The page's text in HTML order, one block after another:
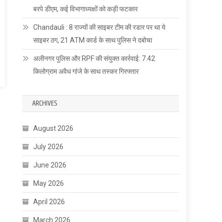
बरपे डीएम, कई विभागाध्यक्षों को कड़ी फटकार
Chandauli : 8 राज्यों की साइबर टीम की रडार पर था ये
साइबर ठग, 21 ATM कार्ड के साथ पुलिस ने दबोचा
अलीनगर पुलिस और RPF की संयुक्त कार्रवाई: 7.42
किलोग्राम अवैध गांजे के साथ तस्कर गिरफ्तार
ARCHIVES
August 2026
July 2026
June 2026
May 2026
April 2026
March 2026